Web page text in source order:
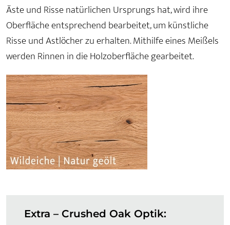
Äste und Risse natürlichen Ursprungs hat, wird ihre
Oberfläche entsprechend bearbeitet, um künstliche
Risse und Astlöcher zu erhalten. Mithilfe eines Meißels
werden Rinnen in die Holzoberfläche gearbeitet.
Extra – Crushed Oak Optik: